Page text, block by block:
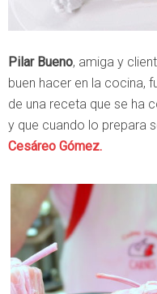
Pilar Bueno, amiga y
buen hacer en la cocina,
de una receta que se ha
y que cuando lo prepara
Cesáreo Gómez.